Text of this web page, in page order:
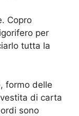
Copro
per
tutta la
formo delle
di carta
sono